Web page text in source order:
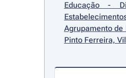
Educação -
Agrupamento de
Pinto Ferreira,